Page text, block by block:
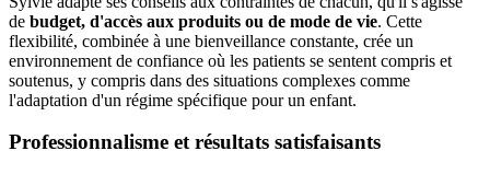
de budget, d'accès aux produits ou de mode de vie. Cette
flexibilité, combinée à une bienveillance constante, crée un
environnement de confiance où les patients se sentent compris et
soutenus, y compris dans des situations complexes comme
l'adaptation d'un régime spécifique pour un enfant.
Professionnalisme et résultats satisfaisants